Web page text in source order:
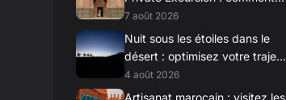
nous sélectionnons nos
chauffeurs d’élite
7 août 2026
Nuit sous les étoiles dans le
désert : optimisez votre trajet
vers Merzouga pour le
coucher du soleil
4 août 2026
Artisanat marocain : visitez les